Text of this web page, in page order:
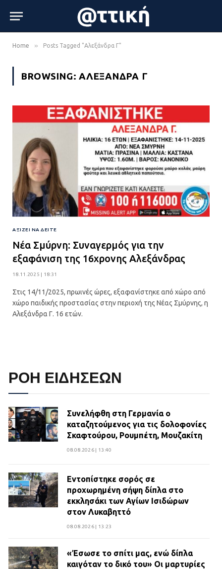
Home » Posts Tagged "Αλεξάνδρα Γ"
BROWSING: ΑΛΕΞΆΝΔΡΑ Γ
ΑΞΊΖΕΙ ΝΑ ΔΕΊΤΕ
Νέα Σμύρνη: Συναγερμός για την
εξαφάνιση της 16χρονης Αλεξάνδρας
18.11.2025 | 18:31
Στις 14/11/2025, πρωινές ώρες, εξαφανίστηκε από χώρο από
χώρο παιδικής προστασίας στην περιοχή της Νέας Σμύρνης, η
Αλεξάνδρα Γ. 16 ετών.
ΡΟΗ ΕΙΔΗΣΕΩΝ
Συνελήφθη στη Γερμανία ο
καταζητούμενος για τις δολοφονίες
Σκαφτούρου, Ρουμπέτη, Μουζακίτη
08.08.2026 | 13:40
Εντοπίστηκε σορός σε
προχωρημένη σήψη δίπλα στο
εκκλησάκι των Αγίων Ισιδώρων
στον Λυκαβηττό
08.08.2026 | 13:23
«Έσωσε το σπίτι μας, ενώ δίπλα
καιγόταν το δικό του» Οι μαρτυρίες